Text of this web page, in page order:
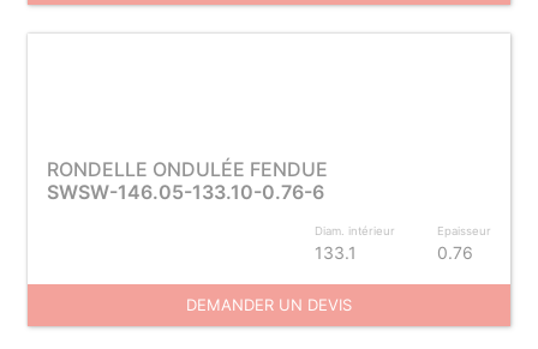
RONDELLE ONDULÉE FENDUE
SWSW-146.05-133.10-0.76-6
Diam. intérieur
133.1
Epaisseur
0.76
DEMANDER UN DEVIS